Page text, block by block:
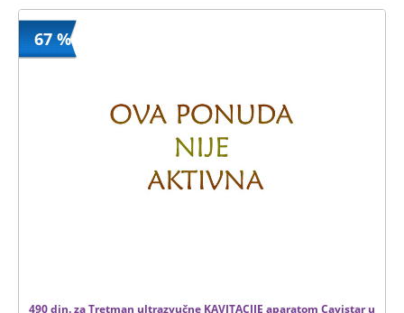
67 %
490 din. za Tretman ultrazvučne KAVITACIJE aparatom Cavistar u